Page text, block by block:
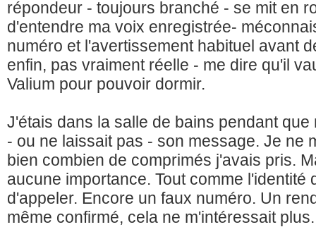
répondeur - toujours branché - se mit en
d'entendre ma voix enregistrée-
numéro et l'avertissement habituel avant
enfin, pas vraiment réelle - me dire qu'il
Valium pour pouvoir dormir.
J'étais dans la salle de bains pendant
- ou ne laissait pas - son message. Je ne
bien combien de comprimés j'avais pris.
aucune importance. Tout comme l'identité
d'appeler. Encore un faux numéro. Un
même confirmé, cela ne m'intéressait plus.